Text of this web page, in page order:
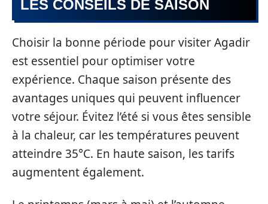
LES CONSEILS DE SAISON
Choisir la bonne période pour visiter Agadir
est essentiel pour optimiser votre
expérience. Chaque saison présente des
avantages uniques qui peuvent influencer
votre séjour. Évitez l’été si vous êtes sensible
à la chaleur, car les températures peuvent
atteindre 35°C. En haute saison, les tarifs
augmentent également.